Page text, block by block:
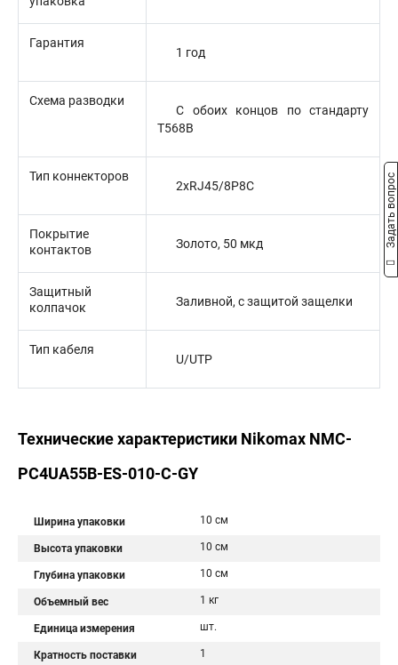
Гарантия
1 год
Схема разводки
С обоих концов по стандарту
T568B
Тип коннекторов
2xRJ45/8P8C
Покрытие
контактов
Золото, 50 мкд
Защитный
колпачок
Заливной, с защитой защелки
Тип кабеля
U/UTP
Технические характеристики Nikomax NMC-
PC4UA55B-ES-010-C-GY
Ширина упаковки 10 см
Высота упаковки 10 см
Глубина упаковки 10 см
Объемный вес 1 кг
Единица измерения шт.
Кратность поставки 1
Задать вопрос